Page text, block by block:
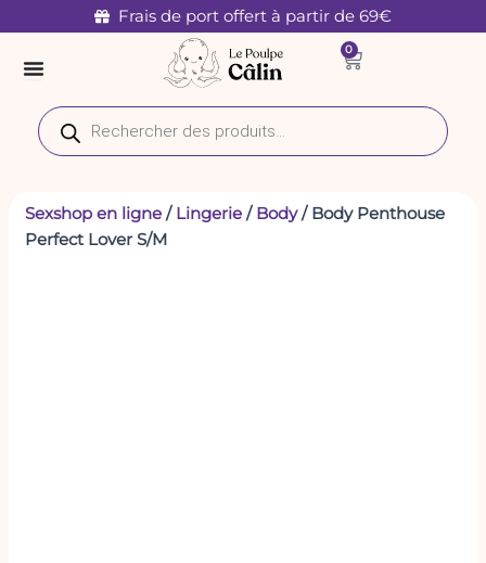
au
contenu
Frais de port offert à partir de 69€
0
Panier
Recherche
de
produits
Sexshop en ligne / Lingerie / Body/ Body Penthouse
Perfect Lover S/M